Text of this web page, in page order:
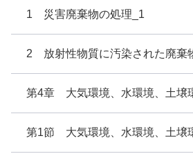
1 災害廃棄物の処理_1
2 放射性物質に汚染された廃棄
第4章 大気環境、水環境、土壌
第1節 大気環境、水環境、土壌